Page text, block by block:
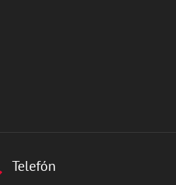
Telefón